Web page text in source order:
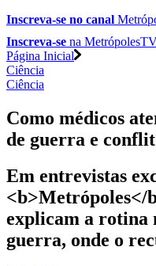
Inscreva-se no canal
Inscreva-se na
Página Inicial
Ciência
Ciência
Como médicos
de guerra e
Em entrevistas
<b>Metrópoles</
explicam a rotina
guerra, onde o